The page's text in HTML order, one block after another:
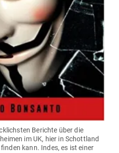
Berichte über die
im UK, hier in Schottland
kann. Indes, es ist einer